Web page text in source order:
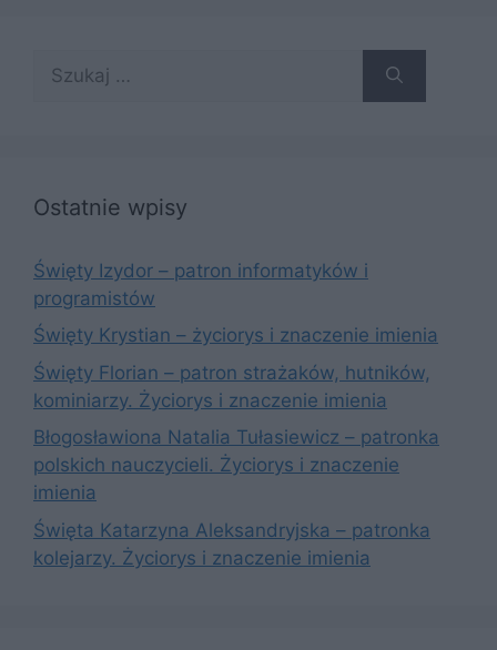
Ostatnie wpisy
Święty Izydor – patron informatyków i
programistów
Święty Krystian – życiorys i znaczenie imienia
Święty Florian – patron strażaków, hutników,
kominiarzy. Życiorys i znaczenie imienia
Błogosławiona Natalia Tułasiewicz – patronka
polskich nauczycieli. Życiorys i znaczenie
imienia
Święta Katarzyna Aleksandryjska – patronka
kolejarzy. Życiorys i znaczenie imienia